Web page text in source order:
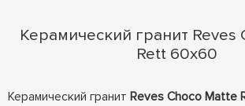
Керамический гранит Reves
Rett 60x60
Керамический гранит Reves Choco Matte